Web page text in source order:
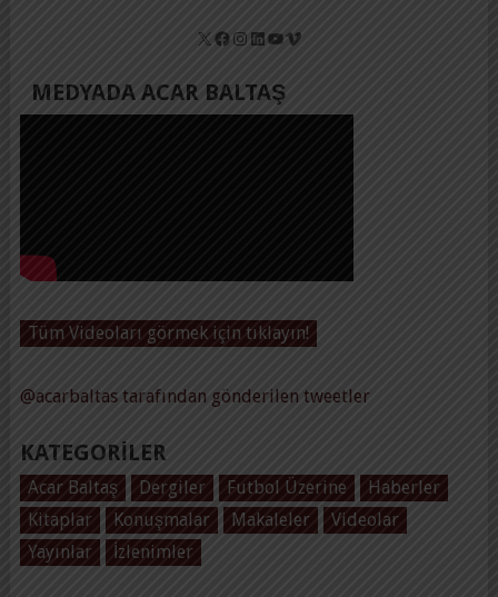
X Facebook
Instagram
LinkedIn
YouTube
Vimeo
MEDYADA ACAR BALTAŞ
Tüm Videoları görmek için tıklayın!
@acarbaltas tarafından gönderilen tweetler
KATEGORILER
Acar Baltaş Dergiler Futbol Üzerine
Haberler
Kitaplar
Konuşmalar Makaleler
Videolar
Yayınlar
İzlenimler